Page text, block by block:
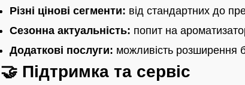
Різні цінові сегменти: від стандартних до
Сезонна актуальність: попит на
Додаткові послуги: можливість розширення
🤝 Підтримка та сервіс